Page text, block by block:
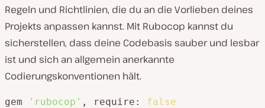
Regeln und Richtlinien, die du an die Vorlieben deines
Projekts anpassen kannst. Mit Rubocop kannst du
sicherstellen, dass deine Codebasis sauber und lesbar
ist und sich an allgemein anerkannte
Codierungskonventionen hält.
gem 'rubocop' , require: false